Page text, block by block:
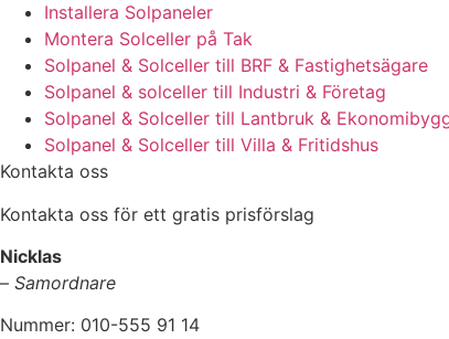
Installera Solpaneler
Montera Solceller på Tak
Solpanel & Solceller till BRF & Fastighetsägare
Solpanel & solceller till Industri & Företag
Solpanel & Solceller till Lantbruk &
Solpanel & Solceller till Villa & Fritidshus
Kontakta oss
Kontakta oss för ett gratis prisförslag
Nicklas
– Samordnare
Nummer: 010-555 91 14